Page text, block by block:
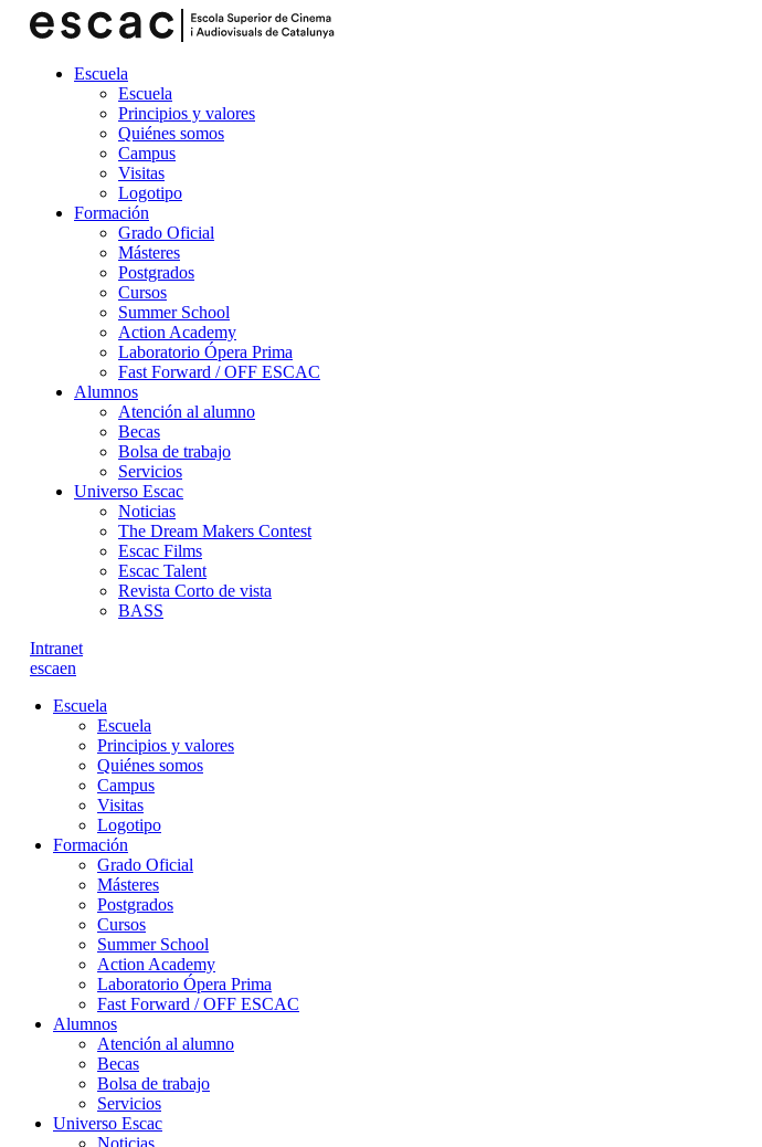
Escuela
Escuela
Principios y valores
Quiénes somos
Campus
Visitas
Logotipo
Formación
Grado Oficial
Másteres
Postgrados
Cursos
Summer School
Action Academy
Laboratorio Ópera Prima
Fast Forward / OFF ESCAC
Alumnos
Atención al alumno
Becas
Bolsa de trabajo
Servicios
Universo Escac
Noticias
The Dream Makers Contest
Escac Films
Escac Talent
Revista Corto de vista
BASS
Intranet
escaen
Escuela
Escuela
Principios y valores
Quiénes somos
Campus
Visitas
Logotipo
Formación
Grado Oficial
Másteres
Postgrados
Cursos
Summer School
Action Academy
Laboratorio Ópera Prima
Fast Forward / OFF ESCAC
Alumnos
Atención al alumno
Becas
Bolsa de trabajo
Servicios
Universo Escac
Noticias